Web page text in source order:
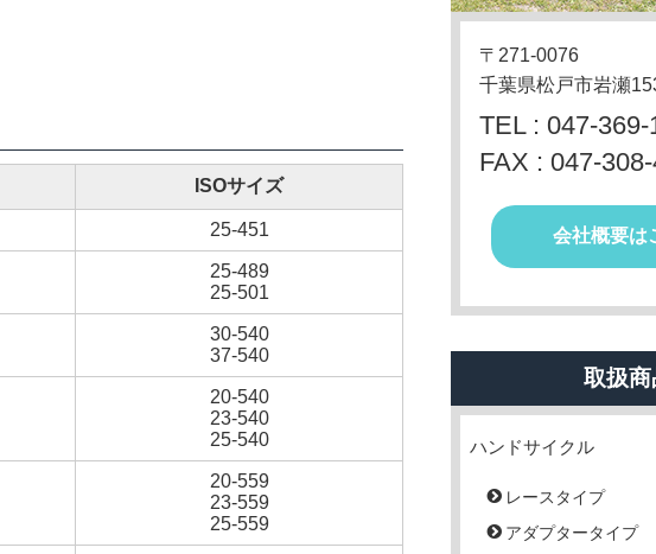
ISOサイズ
25-451
25-489
25-501
30-540
37-540
20-540
23-540
25-540
20-559
23-559
25-559
〒271-0076
千葉県松戸市岩瀬
TEL : 047-369-
FAX : 047-
会社概要は
取扱商
ハンドサイクル
レースタイプ
アダプタータイプ